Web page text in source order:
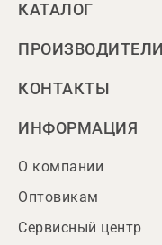
КАТАЛОГ
ПРОИЗВОДИТЕЛИ
КОНТАКТЫ
ИНФОРМАЦИЯ
О компании
Оптовикам
Сервисный центр